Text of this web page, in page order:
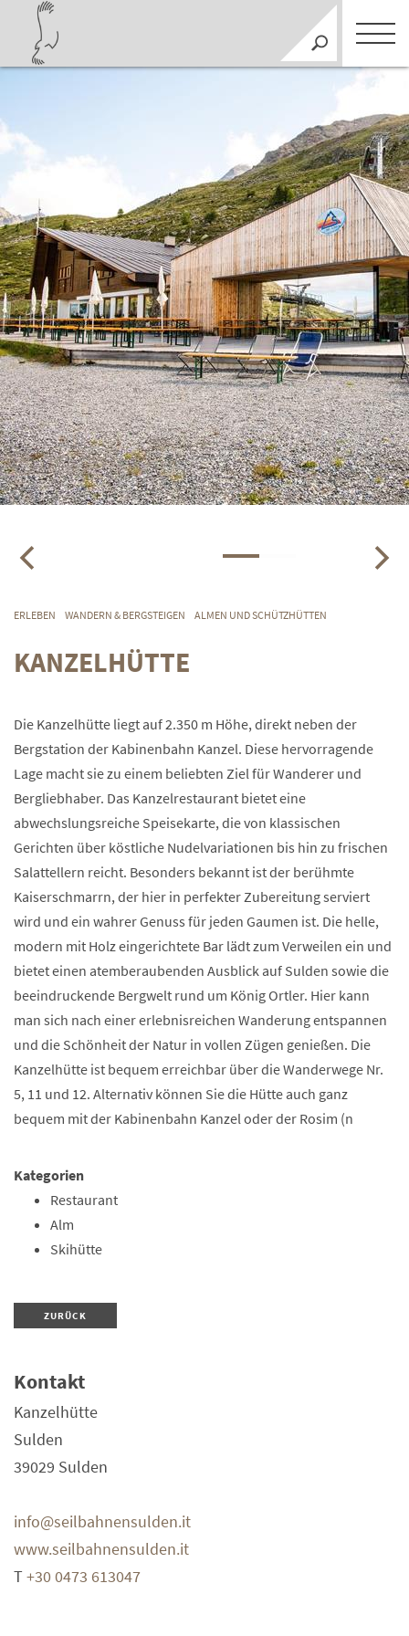
ERLEBEN WANDERN & BERGSTEIGEN ALMEN UND SCHÜTZHÜTTEN
KANZELHÜTTE
Die Kanzelhütte liegt auf 2.350 m Höhe, direkt neben der
Bergstation der Kabinenbahn Kanzel. Diese hervorragende
Lage macht sie zu einem beliebten Ziel für Wanderer und
Bergliebhaber. Das Kanzelrestaurant bietet eine
abwechslungsreiche Speisekarte, die von klassischen
Gerichten über köstliche Nudelvariationen bis hin zu frischen
Salattellern reicht. Besonders bekannt ist der berühmte
Kaiserschmarrn, der hier in perfekter Zubereitung serviert
wird und ein wahrer Genuss für jeden Gaumen ist. Die helle,
modern mit Holz eingerichtete Bar lädt zum Verweilen ein und
bietet einen atemberaubenden Ausblick auf Sulden sowie die
beeindruckende Bergwelt rund um König Ortler. Hier kann
man sich nach einer erlebnisreichen Wanderung entspannen
und die Schönheit der Natur in vollen Zügen genießen. Die
Kanzelhütte ist bequem erreichbar über die Wanderwege Nr.
5, 11 und 12. Alternativ können Sie die Hütte auch ganz
bequem mit der Kabinenbahn Kanzel oder der Rosim (n
Kategorien
Restaurant
Alm
Skihütte
ZURÜCK
Kontakt
Kanzelhütte
Sulden
39029 Sulden
info@seilbahnensulden.it
www.seilbahnensulden.it
T+30 0473 613047